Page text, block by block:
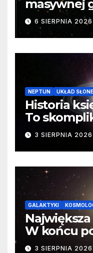
masywnej
samego
cenne dane
6 SIERPNIA 2026
NEPTUN UKŁAD
Historia
To
3 SIERPNIA 2026
GALAKTYKI
W końcu
faktyczne
3 SIERPNIA 2026